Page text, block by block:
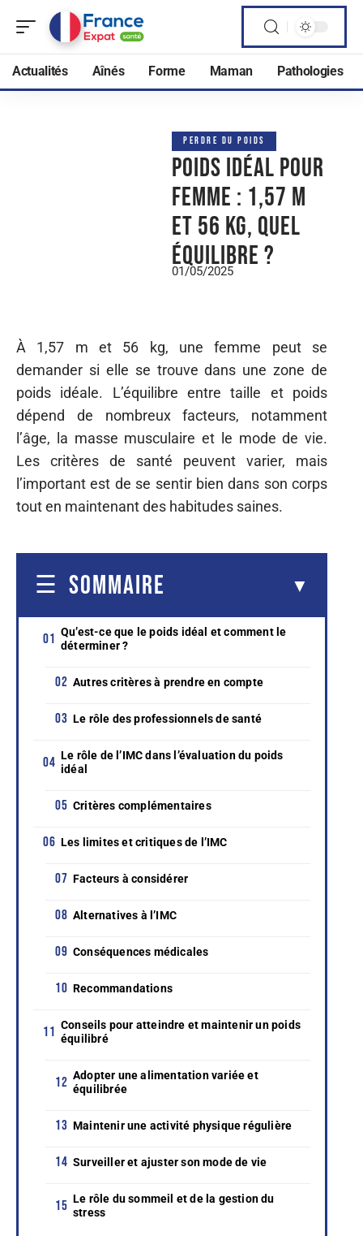
Actualités Aînés Forme Maman Pathologies
PERDRE DU POIDS
Poids idéal pour
femme : 1,57 m
et 56 kg, quel
équilibre ?
01/05/2025
À 1,57 m et 56 kg, une femme peut se
demander si elle se trouve dans une zone de
poids idéale. L’équilibre entre taille et poids
dépend de nombreux facteurs, notamment
l’âge, la masse musculaire et le mode de vie.
Les critères de santé peuvent varier, mais
l’important est de se sentir bien dans son corps
tout en maintenant des habitudes saines.
SOMMAIRE
Qu’est-ce que le poids idéal et comment le
déterminer ?
Autres critères à prendre en compte
Le rôle des professionnels de santé
Le rôle de l’IMC dans l’évaluation du poids
idéal
Critères complémentaires
Les limites et critiques de l’IMC
Facteurs à considérer
Alternatives à l’IMC
Conséquences médicales
Recommandations
Conseils pour atteindre et maintenir un poids
équilibré
Adopter une alimentation variée et
équilibrée
Maintenir une activité physique régulière
Surveiller et ajuster son mode de vie
Le rôle du sommeil et de la gestion du
stress